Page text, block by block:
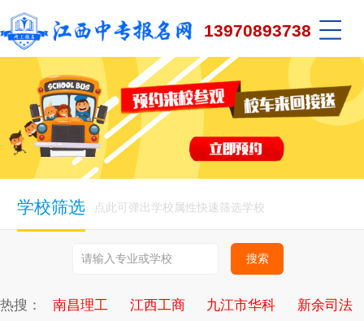
13970893738
学校筛选 点此可弹出学校属性快速筛选学校
热搜： 南昌理工 江西工商 九江市华科 新余司法